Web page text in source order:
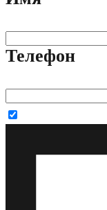
Телефон